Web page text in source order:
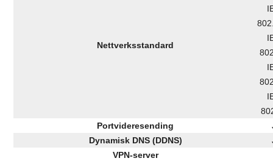
Nettverksstandard
Portvideresending
Dynamisk DNS (DDNS)
VPN-server